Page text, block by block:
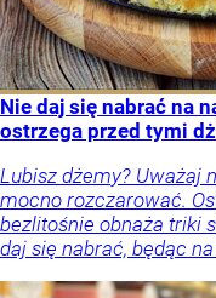
Nie daj się nabrać na
ostrzega przed tymi
Lubisz dżemy? Uważaj
mocno rozczarować.
bezlitośnie obnaża triki
daj się nabrać, będąc